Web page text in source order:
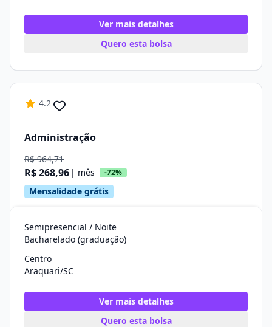
Ver mais detalhes
Quero esta bolsa
4.2
Administração
R$ 964,71
R$ 268,96 | mês -72%
Mensalidade grátis
Semipresencial / Noite
Bacharelado (graduação)
Centro
Araquari/SC
Ver mais detalhes
Quero esta bolsa